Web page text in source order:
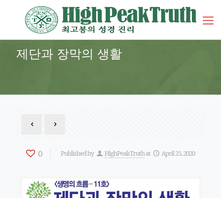
제단과 장막의 생활
0 Published by HighPeakTruthat April 25, 2020